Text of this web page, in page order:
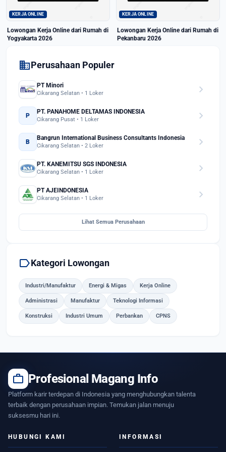
KERJA ONLINE
Lowongan Kerja Online dari Rumah di
Yogyakarta 2026
KERJA ONLINE
Lowongan Kerja Online dari Rumah di
Pekanbaru 2026
domainPerusahaan Populer
PT Minori
Cikarang Selatan • 1 Loker chevron_right
P
PT. PANAHOME DELTAMAS INDONESIA
Cikarang Pusat • 1 Loker chevron_right
B
Bangrun International Business Consultants Indonesia
Cikarang Selatan • 2 Loker chevron_right
PT. KANEMITSU SGS INDONESIA
Cikarang Selatan • 1 Loker chevron_right
PT AJEINDONESIA
Cikarang Selatan • 1 Loker chevron_right
Lihat Semua Perusahaan
labelKategori Lowongan
Industri/Manufaktur Energi & Migas Kerja Online
Administrasi Manufaktur Teknologi Informasi
Konstruksi Industri Umum Perbankan CPNS
work Profesional Magang Info
Platform karir terdepan di Indonesia yang menghubungkan talenta
terbaik dengan perusahaan impian. Temukan jalan menuju
suksesmu hari ini.
HUBUNGI KAMI INFORMASI